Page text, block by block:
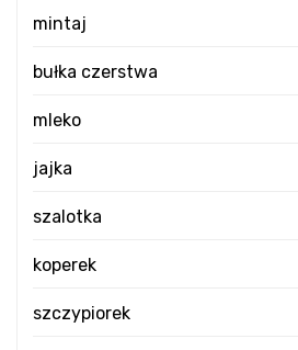
mintaj
bułka czerstwa
mleko
jajka
szalotka
koperek
szczypiorek